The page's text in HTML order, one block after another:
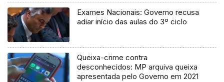
Exames Nacionais: Governo recusa
adiar início das aulas do 3º ciclo
Queixa-crime contra
desconhecidos: MP arquiva queixa
apresentada pelo Governo em 2021